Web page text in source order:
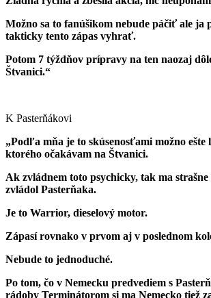
Možno sa to fanúšikom nebude páčiť ale ja
takticky tento zápas vyhrať.
Potom 7 týždňov prípravy na ten naozaj
Štvanici.“
K Pasterňákovi
„Podľa mňa je to skúsenosťami možno ešte
ktorého očakávam na Štvanici.
Ak zvládnem toto psychicky, tak ma strašne
zvládol Pasterňaka.
Je to Warrior, dieselový motor.
Zápasí rovnako v prvom aj v poslednom
Nebude to jednoduché.
Po tom, čo v Nemecku predvediem s
rádoby Terminátorom si ma Nemecko tiež